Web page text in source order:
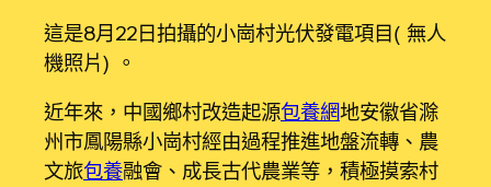
這是8月22日拍攝的小崗村光伏發電項目（無人
機照片）。
近年來，中國鄉村改造起源包養網地安徽省滁
州市鳳陽縣小崗村經由過程推進地盤流轉、農
文旅包養融會、成長古代農業等，積極摸索村